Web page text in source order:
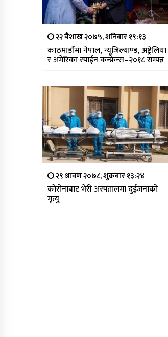
२२ बैशाख २०७५, शनिबार १९:१३
काठमाडौंमा नेपाल, न्यूजिल्याण्ड, अष्ट्रेलिया
र अमेरिका स्पाईन कन्फ्रेन्स–२०१८ सम्पन्न
२९ श्रावण २०७८, शुक्रबार १३:२४
कोरोनाबाट भेरी अस्पतालमा दुईजनाको
मृत्यु